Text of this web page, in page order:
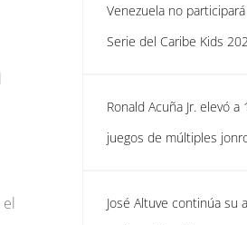
el
Venezuela no
Serie del Caribe Kids
Ronald Acuña Jr. elevó a
juegos de múltiples
José Altuve continúa su